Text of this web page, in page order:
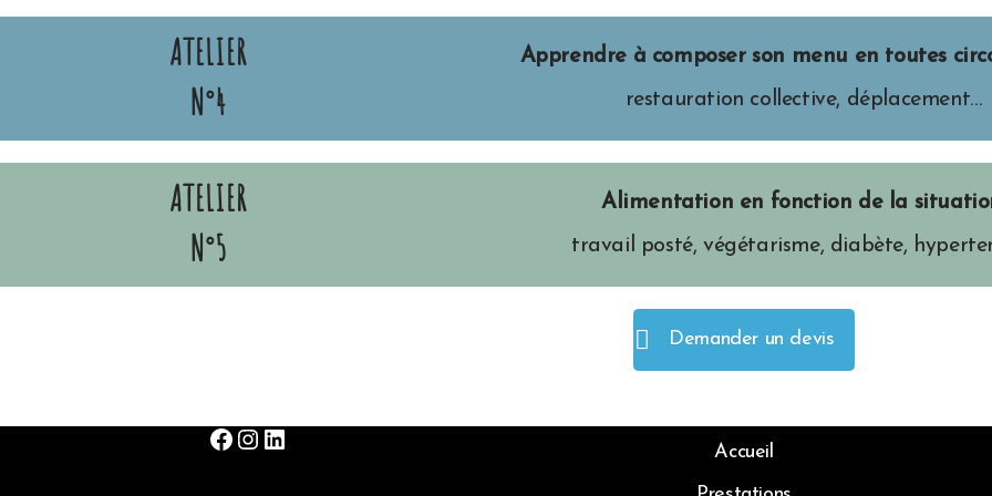
ATELIER
N°4
Apprendre à composer son menu en toutes
restauration collective, déplacement…
ATELIER
N°5
Alimentation en fonction de la
travail posté, végétarisme, diabète,
Demander un devis
Accueil